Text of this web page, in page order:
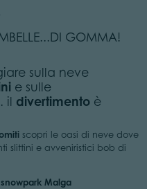
GOMMA!
sulla neve
e sulle
il divertimentoè
scopri le oasi di neve dove
slittini e avveniristici bob di
snowpark Malga